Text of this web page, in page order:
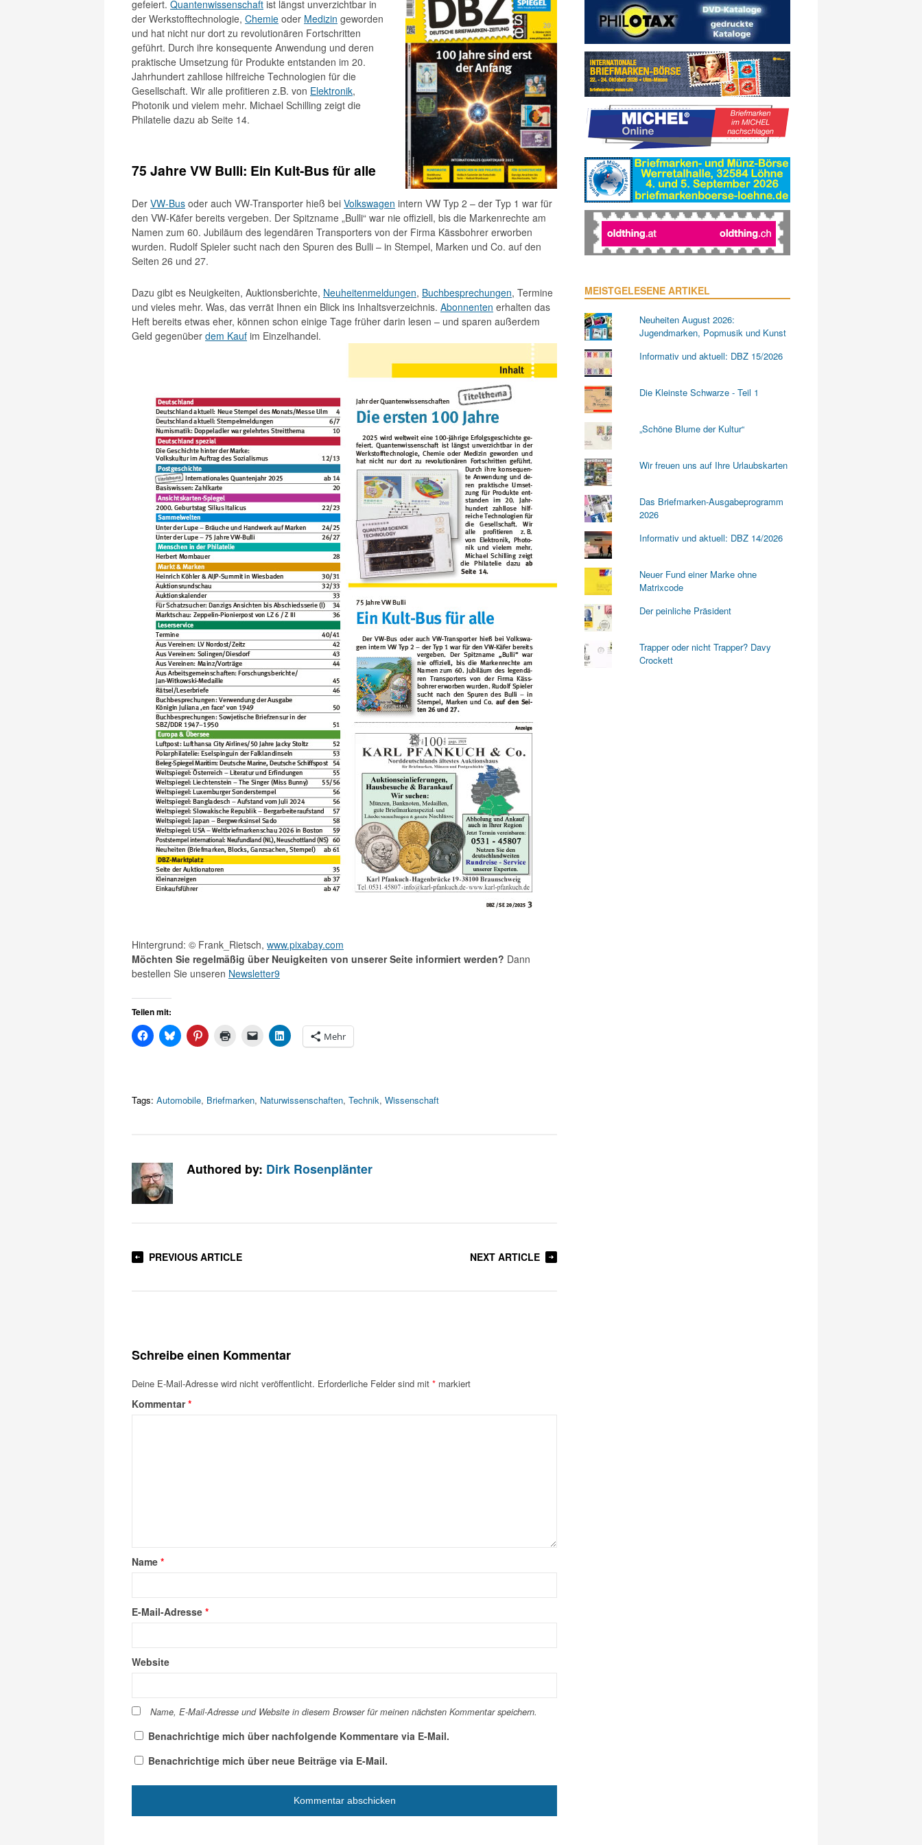
gefeiert. Quantenwissenschaft ist längst unverzichtbar in
der Werkstofftechnologie, Chemie oder Medizin geworden
und hat nicht nur dort zu revolutionären Fortschritten
geführt. Durch ihre konsequente Anwendung und deren
praktische Umsetzung für Produkte entstanden im 20.
Jahrhundert zahllose hilfreiche Technologien für die
Gesellschaft. Wir alle profitieren z.B. von Elektronik,
Photonik und vielem mehr. Michael Schilling zeigt die
Philatelie dazu ab Seite 14.
75 Jahre VW Bulli: Ein Kult-Bus für alle
Der VW-Bus oder auch VW-Transporter hieß bei Volkswagen intern VW Typ 2 – der Typ 1 war für
den VW-Käfer bereits vergeben. Der Spitzname „Bulli“ war nie offiziell, bis die Markenrechte am
Namen zum 60. Jubiläum des legendären Transporters von der Firma Kässbohrer erworben
wurden. Rudolf Spieler sucht nach den Spuren des Bulli – in Stempel, Marken und Co. auf den
Seiten 26 und 27.
Dazu gibt es Neuigkeiten, Auktionsberichte, Neuheitenmeldungen, Buchbesprechungen, Termine
und vieles mehr. Was, das verrät Ihnen ein Blick ins Inhaltsverzeichnis. Abonnenten erhalten das
Heft bereits etwas eher, können schon einige Tage früher darin lesen – und sparen außerdem
Geld gegenüber dem Kauf im Einzelhandel.
Hintergrund: © Frank_Rietsch, www.pixabay.com
Möchten Sie regelmäßig über Neuigkeiten von unserer Seite informiert werden? Dann
bestellen Sie unseren Newsletter9
Teilen mit:
Mehr
Tags: Automobile, Briefmarken, Naturwissenschaften, Technik, Wissenschaft
Authored by: Dirk Rosenplänter
PREVIOUS ARTICLE NEXT ARTICLE
Schreibe einen Kommentar
Deine E-Mail-Adresse wird nicht veröffentlicht. Erforderliche Felder sind mit * markiert
Kommentar*
Name *
E-Mail-Adresse *
Website
Name, E-Mail-Adresse und Website in diesem Browser für meinen nächsten Kommentar speichern.
Benachrichtige mich über nachfolgende Kommentare via E-Mail.
Benachrichtige mich über neue Beiträge via E-Mail.
MEISTGELESENE ARTIKEL
Neuheiten August 2026:
Jugendmarken, Popmusik und Kunst
Informativ und aktuell: DBZ 15/2026
Die Kleinste Schwarze - Teil 1
„Schöne Blume der Kultur“
Wir freuen uns auf Ihre Urlaubskarten
Das Briefmarken-Ausgabeprogramm
2026
Informativ und aktuell: DBZ 14/2026
Neuer Fund einer Marke ohne
Matrixcode
Der peinliche Präsident
Trapper oder nicht Trapper? Davy
Crockett